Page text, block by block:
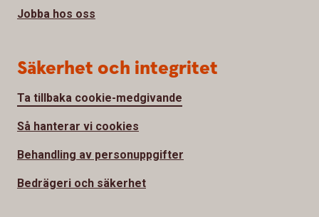
Jobba hos oss
Säkerhet och integritet
Ta tillbaka cookie-medgivande
Så hanterar vi cookies
Behandling av personuppgifter
Bedrägeri och säkerhet